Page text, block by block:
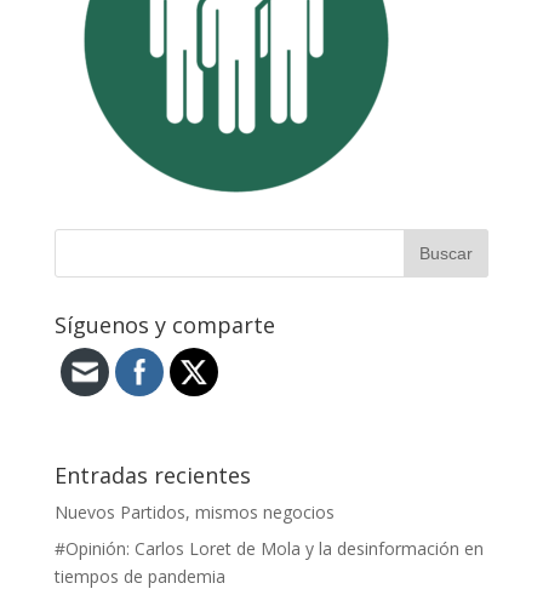
Síguenos y comparte
Entradas recientes
Nuevos Partidos, mismos negocios
#Opinión: Carlos Loret de Mola y la desinformación en
tiempos de pandemia